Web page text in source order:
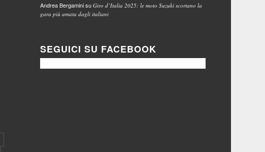
Andrea BergaminisuGiro d’Italia 2025: le moto Suzuki scortano la
gara più amata dagli italiani
SEGUICI SU FACEBOOK